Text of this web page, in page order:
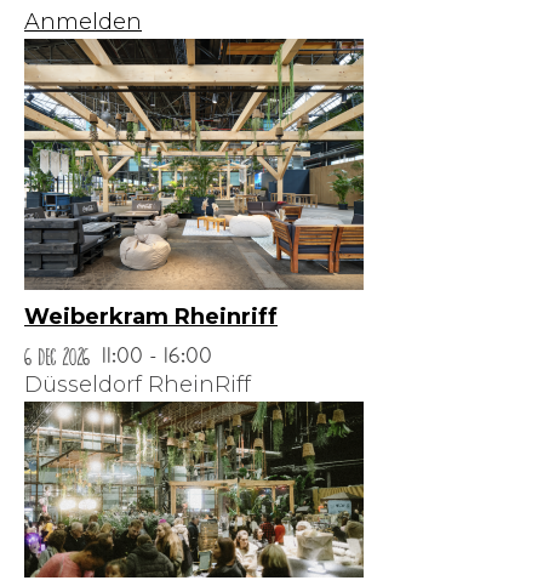
Anmelden
Weiberkram Rheinriff
6 Dec 2026
11:00 - 16:00
Düsseldorf RheinRiff